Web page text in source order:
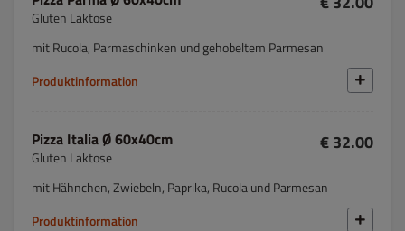
Gluten Laktose
mit Rucola, Parmaschinken und gehobeltem Parmesan
Produktinformation
Pizza Italia Ø 60x40cm
Gluten Laktose
€ 32.00
mit Hähnchen, Zwiebeln, Paprika, Rucola und Parmesan
Produktinformation